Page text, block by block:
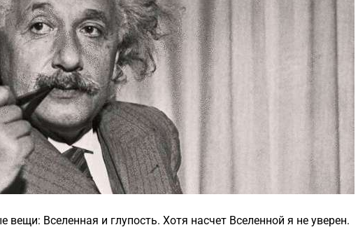
вещи: Вселенная и глупость. Хотя насчет Вселенной я не уверен.